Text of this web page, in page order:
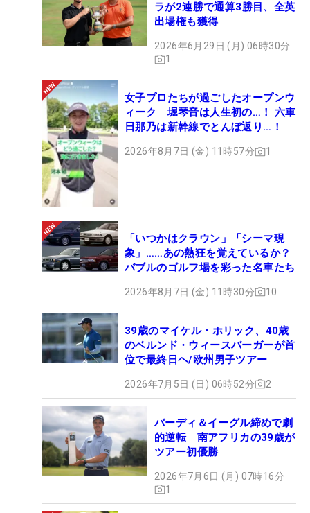
ラが2連勝で通算3勝目、全英
出場権も獲得
2026年6月29日 (月) 06時30分
1
女子プロたちが過ごしたオープンウ
ィーク 堀琴音は人生初の…！ 六車
日那乃は新幹線でとんぼ返り…！
2026年8月7日 (金) 11時57分 1
「いつかはクラウン」「シーマ現
象」……あの熱狂を覚えているか？
バブルのゴルフ場を彩った名車たち
2026年8月7日 (金) 11時30分 10
39歳のマイケル・ホリック、40歳
のベルンド・ウィースバーガーが首
位で最終日ヘ/欧州男子ツアー
2026年7月5日 (日) 06時52分 2
バーディ＆イーグル締めで劇
的逆転 南アフリカの39歳が
ツアー初優勝
2026年7月6日 (月) 07時16分
1